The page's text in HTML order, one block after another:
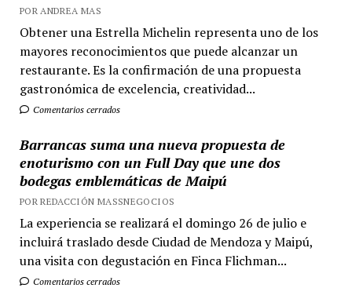
POR ANDREA MAS
Obtener una Estrella Michelin representa uno de los
mayores reconocimientos que puede alcanzar un
restaurante. Es la confirmación de una propuesta
gastronómica de excelencia, creatividad...
Comentarios cerrados
Barrancas suma una nueva propuesta de
enoturismo con un Full Day que une dos
bodegas emblemáticas de Maipú
POR REDACCIÓN MASSNEGOCIOS
La experiencia se realizará el domingo 26 de julio e
incluirá traslado desde Ciudad de Mendoza y Maipú,
una visita con degustación en Finca Flichman...
Comentarios cerrados